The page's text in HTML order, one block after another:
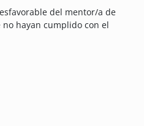
del mentor/a de
hayan cumplido con el